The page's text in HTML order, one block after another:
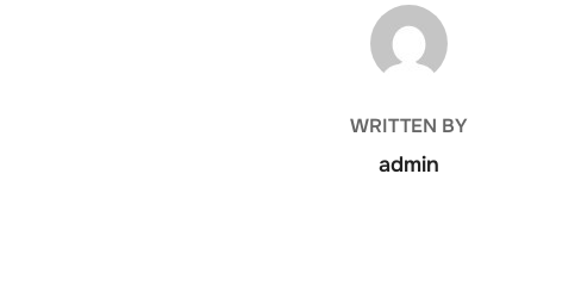
POST AUTHOR
WRITTEN BY
admin